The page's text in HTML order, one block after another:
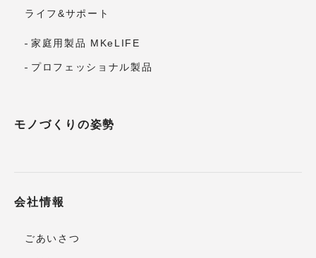
ライフ&サポート
家庭用製品 MKeLIFE
プロフェッショナル製品
モノづくりの姿勢
会社情報
ごあいさつ